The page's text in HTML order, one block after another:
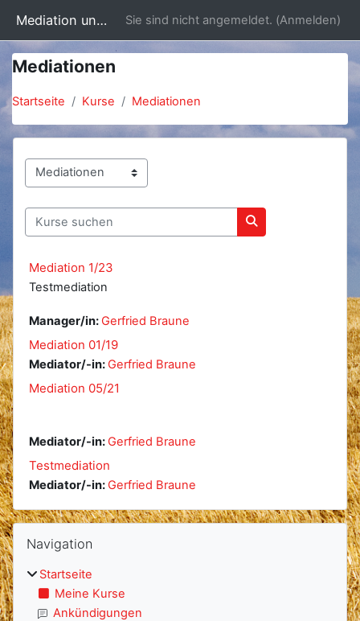
Mediation und Mediations-Aus- und Fortbildung Sie sind nicht angemeldet. (Anmelden)
Mediationen
Startseite Kurse Mediationen
Kursbereiche
Kurse suchen
Kurse suchen
Mediation 1/23
Testmediation
Manager/in: Gerfried Braune
Mediation 01/19
Mediator/-in: Gerfried Braune
Mediation 05/21
Mediator/-in: Gerfried Braune
Testmediation
Mediator/-in: Gerfried Braune
Blöcke
Navigation überspringen
Navigation
Startseite
Meine Kurse
Ankündigungen